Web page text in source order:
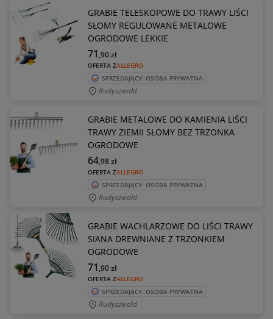
GRABIE TELESKOPOWE DO TRAWY LIŚCI
SŁOMY REGULOWANE METALOWE
OGRODOWE LEKKIE
OFERTA ZALLEGRO
71 ,90zł
SPRZEDAJĄCY: OSOBA PRYWATNA
Rudyszwałd
GRABIE METALOWE DO KAMIENIA LIŚCI
TRAWY ZIEMII SŁOMY BEZ TRZONKA
OGRODOWE
OFERTA ZALLEGRO
64,98zł
SPRZEDAJĄCY: OSOBA PRYWATNA
Rudyszwałd
GRABIE WACHLARZOWE DO LIŚCI TRAWY
SIANA DREWNIANE Z TRZONKIEM
OGRODOWE
OFERTA ZALLEGRO
71 ,90zł
SPRZEDAJĄCY: OSOBA PRYWATNA
Rudyszwałd